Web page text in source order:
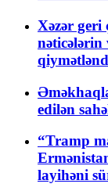
Xəzər geri
edilən
“Tramp
layihəni